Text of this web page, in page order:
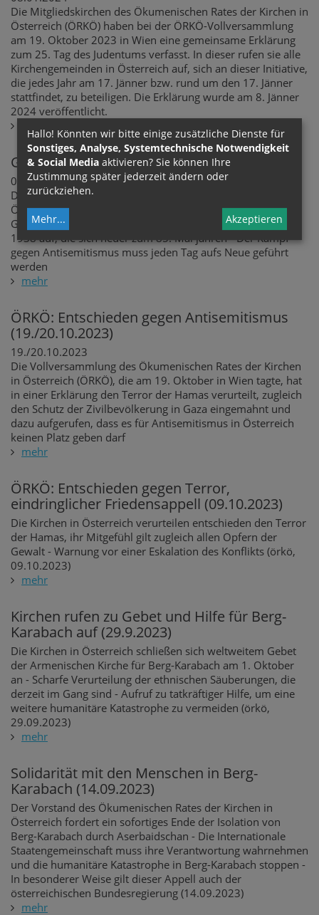
Die Mitgliedskirchen des Ökumenischen Rates der Kirchen in
Österreich (ÖRKÖ) haben bei der ÖRKÖ-Vollversammlung
am 19. Oktober 2023 in Wien eine gemeinsame Erklärung
zum 25. Tag des Judentums verfasst. In dieser rufen sie alle
Kirchengemeinden in Österreich auf, sich an dieser Initiative,
die jedes Jahr am 17. Jänner bzw. rund um den 17. Jänner
stattfindet, zu beteiligen. Die Erklärung wurde am 8. Jänner
2024 veröffentlicht.
Gedenken an die Novemberpogrome 2023
08.11.2023
Der Vorstand des Ökumenischen Rates der Kirchen in
Österreich (ÖRKÖ) ruft zur Teilnahme an den
Gedenkveranstaltungen anlässlich der Novemberpogrome
1938 auf, die sich heuer zum 85. Mal jähren - Der Kampf
gegen Antisemitismus muss jeden Tag aufs Neue geführt
werden
mehr
ÖRKÖ: Entschieden gegen Antisemitismus
(19./20.10.2023)
19./20.10.2023
Die Vollversammlung des Ökumenischen Rates der Kirchen
in Österreich (ÖRKÖ), die am 19. Oktober in Wien tagte, hat
in einer Erklärung den Terror der Hamas verurteilt, zugleich
den Schutz der Zivilbevölkerung in Gaza eingemahnt und
dazu aufgerufen, dass es für Antisemitismus in Österreich
keinen Platz geben darf
mehr
ÖRKÖ: Entschieden gegen Terror,
eindringlicher Friedensappell (09.10.2023)
Die Kirchen in Österreich verurteilen entschieden den Terror
der Hamas, ihr Mitgefühl gilt zugleich allen Opfern der
Gewalt - Warnung vor einer Eskalation des Konflikts (örkö,
09.10.2023)
mehr
Kirchen rufen zu Gebet und Hilfe für Berg-
Karabach auf (29.9.2023)
Die Kirchen in Österreich schließen sich weltweitem Gebet
der Armenischen Kirche für Berg-Karabach am 1. Oktober
an - Scharfe Verurteilung der ethnischen Säuberungen, die
derzeit im Gang sind - Aufruf zu tatkräftiger Hilfe, um eine
weitere humanitäre Katastrophe zu vermeiden (örkö,
29.09.2023)
mehr
Solidarität mit den Menschen in Berg-
Karabach (14.09.2023)
Der Vorstand des Ökumenischen Rates der Kirchen in
Österreich fordert ein sofortiges Ende der Isolation von
Berg-Karabach durch Aserbaidschan - Die Internationale
Staatengemeinschaft muss ihre Verantwortung wahrnehmen
und die humanitäre Katastrophe in Berg-Karabach stoppen -
In besonderer Weise gilt dieser Appell auch der
österreichischen Bundesregierung (14.09.2023)
mehr
Hallo! Könnten wir bitte einige zusätzliche Dienste für
Sonstiges, Analyse, Systemtechnische Notwendigkeit
& Social Media aktivieren? Sie können Ihre
Zustimmung später jederzeit ändern oder
zurückziehen.
Mehr... Akzeptieren